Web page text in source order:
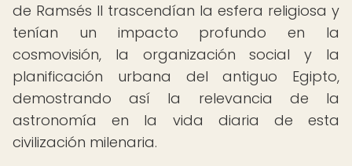
de Ramsés II trascendían la esfera religiosa y
tenían un impacto profundo en la
cosmovisión, la organización social y la
planificación urbana del antiguo Egipto,
demostrando así la relevancia de la
astronomía en la vida diaria de esta
civilización milenaria.